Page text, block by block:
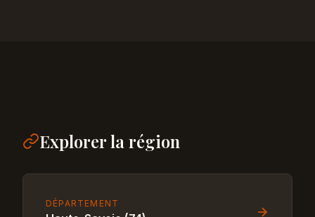
Explorer la région
DÉPARTEMENT